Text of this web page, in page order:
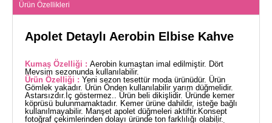
Ürün Özellikleri
Apolet Detaylı Aerobin Elbise Kahve
Kumaş Özelliği : Aerobin kumaştan imal edilmiştir. Dört
Mevsim sezonunda kullanılabilir.
Ürün Özelliği : Yeni sezon tesettür moda ürünüdür. Ürün
Gömlek yakadır. Ürün Önden kullanılabilir yarım düğmelidir.
Astarsızdır.İç göstermez.. Ürün beli dikişlidir. Üründe kemer
köprüsü bulunmamaktadır. Kemer ürüne dahildir, isteğe bağlı
kullanılmayabilir. Manşet apolet düğmeleri aktiftir.Konsept
fotoğraf çekimlerinden dolayı üründe ton farklılığı olabilir.